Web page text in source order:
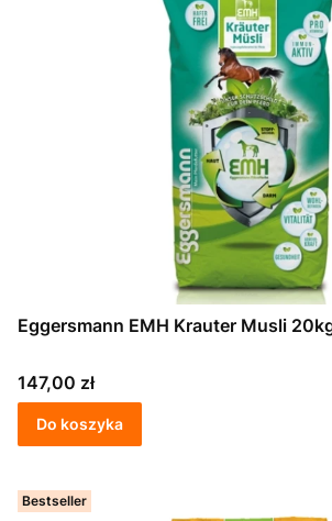
Eggersmann EMH Krauter Musli
Cena
147,00 zł
Do koszyka
Bestseller